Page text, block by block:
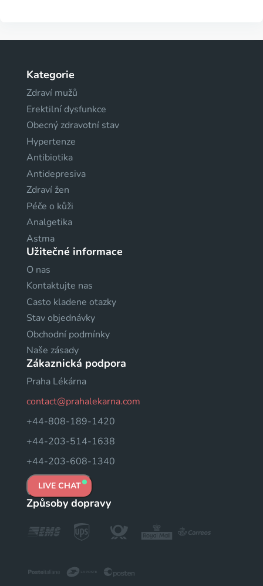
Kategorie
Zdraví mužů
Erektilní dysfunkce
Obecný zdravotní stav
Hypertenze
Antibiotika
Antidepresiva
Zdraví žen
Péče o kůži
Analgetika
Astma
Užitečné informace
O nas
Kontaktujte nas
Casto kladene otazky
Stav objednávky
Obchodní podmínky
Naše zásady
Zákaznická podpora
Praha Lékárna
contact@prahalekarna.com
+44-808-189-1420
+44-203-514-1638
+44-203-608-1340
LIVE CHAT
Způsoby dopravy